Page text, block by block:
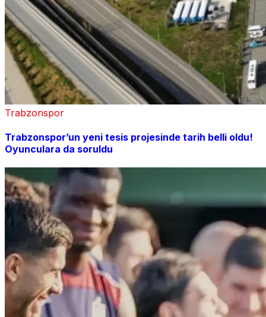
Trabzonspor
Trabzonspor’un yeni tesis projesinde tarih belli oldu!
Oyunculara da soruldu